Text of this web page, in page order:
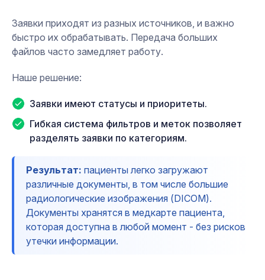
Заявки приходят из разных источников, и важно
быстро их обрабатывать. Передача больших
файлов часто замедляет работу.
Наше решение:
Заявки имеют статусы и приоритеты.
Гибкая система фильтров и меток позволяет
разделять заявки по категориям.
Результат: пациенты легко загружают
различные документы, в том числе большие
радиологические изображения (DICOM).
Документы хранятся в медкарте пациента,
которая доступна в любой момент - без рисков
утечки информации.